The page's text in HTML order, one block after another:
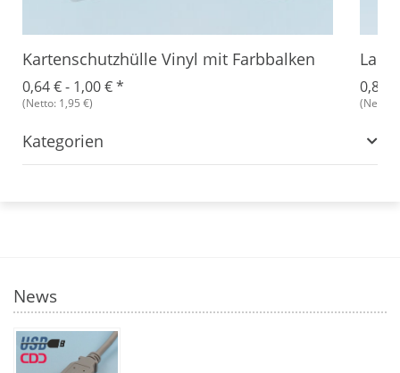
Kartenschutzhülle Vinyl mit Farbbalken
0,64 € - 1,00 €*
(Netto: 1,95 €)
0,89
(Netto:
Kategorien
News